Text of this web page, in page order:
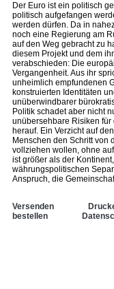
Der Euro ist ein politisch
politisch aufgefangen
werden dürfen. Da in
noch eine Regierung am
auf den Weg gebracht zu
diesem Projekt und dem
verabschieden: Die
Vergangenheit. Aus ihr
unheimlich empfundenen
konstruierten Identitäten
unüberwindbarer
Politik schadet aber nicht
unübersehbare Risiken
herauf. Ein Verzicht auf
Menschen den Schritt von
vollziehen wollen, ohne
ist größer als der
währungspolitischen
Anspruch, die
Versenden
bestellen